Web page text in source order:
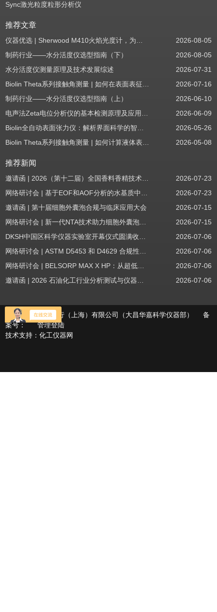
Sync激光粒度粒形分析仪
推荐文章
仪器优选 | Sherwood M410火焰光度计，为用户检测提供值得信赖的基准方案
2026-08-05
制药行业——水分活度仪选型指南（下）
2026-08-05
水分活度仪测量原理及技术发展综述
2026-07-31
Biolin Theta系列接触角测量 | 如何在表面表征应用中使用接触角：后退角
2026-07-16
制药行业——水分活度仪选型指南（上）
2026-06-10
电声法Zeta电位分析仪的基本检测原理及应用场景
2026-06-09
Biolin全自动表面张力仪：解析界面科学的智能之眼
2026-05-26
Biolin Theta系列接触角测量 | 如何计算液体表面张力分量
2026-05-08
推荐新闻
邀请函 | 2026（第十二届）全国香料香精技术交流年会
2026-07-23
网络研讨会 | 基于EOF和AOF分析的水基质中PFAS筛查
2026-07-23
邀请函 | 第十届细胞外囊泡合规与临床应用大会
2026-07-15
网络研讨会 | 新一代NTA技术助力细胞外囊泡质量评估与工艺开发
2026-07-15
DKSH中国区科学仪器实验室开幕仪式圆满收官！
2026-07-06
网络研讨会 | ASTM D5453 和 D4629 合规性：无需妥协
2026-07-06
网络研讨会 | BELSORP MAX X HP：从超低压物理吸附到高压吸附
2026-07-06
邀请函 | 2026 石油化工行业分析测试与仪器技术交流会（辽宁站）
2026-07-06
版权所有©大昌洋行（上海）有限公司（大昌华嘉科学仪器部） 备
案号：
管理登陆
技术支持：化工仪器网